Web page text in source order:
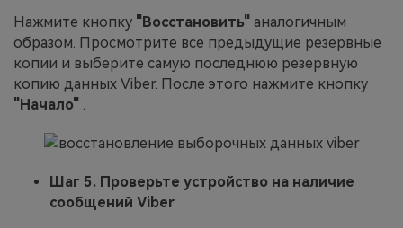
Нажмите кнопку "Восстановить" аналогичным
образом. Просмотрите все предыдущие резервные
копии и выберите самую последнюю резервную
копию данных Viber. После этого нажмите кнопку
"Начало"
Шаг 5. Проверьте устройство на наличие
сообщений Viber